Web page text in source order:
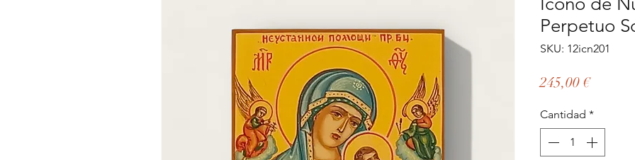
Perpetuo
SKU: 12icn201
245,00 €Precio
Cantidad *